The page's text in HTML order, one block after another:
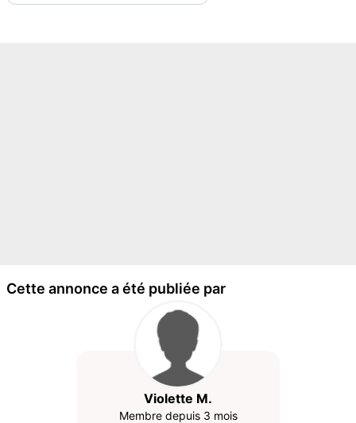
Cette annonce a été publiée par
Violette M.
Membre depuis 3 mois